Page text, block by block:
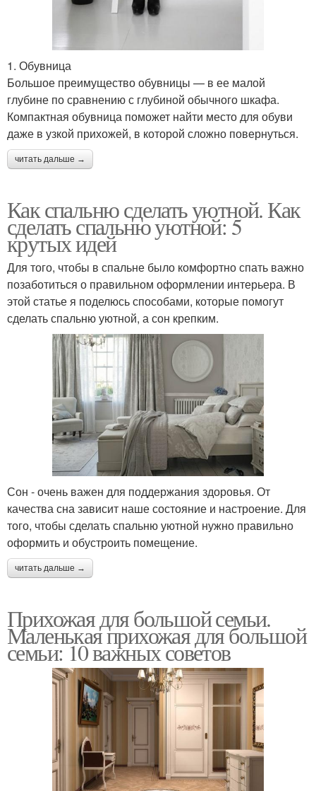
1. Обувница
Большое преимущество обувницы — в ее малой
глубине по сравнению с глубиной обычного шкафа.
Компактная обувница поможет найти место для обуви
даже в узкой прихожей, в которой сложно повернуться.
читать дальше →
Как спальню сделать уютной. Как
сделать спальню уютной: 5
крутых идей
Для того, чтобы в спальне было комфортно спать важно
позаботиться о правильном оформлении интерьера. В
этой статье я поделюсь способами, которые помогут
сделать спальню уютной, а сон крепким.
Сон - очень важен для поддержания здоровья. От
качества сна зависит наше состояние и настроение. Для
того, чтобы сделать спальню уютной нужно правильно
оформить и обустроить помещение.
читать дальше →
Прихожая для большой семьи.
Маленькая прихожая для большой
семьи: 10 важных советов